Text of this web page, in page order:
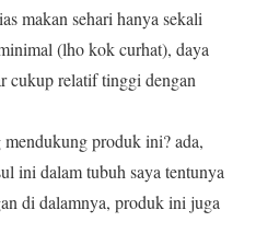
makan sehari hanya sekali
(lho kok curhat), daya
cukup relatif tinggi dengan
produk ini? ada,
ini dalam tubuh saya tentunya
di dalamnya, produk ini juga